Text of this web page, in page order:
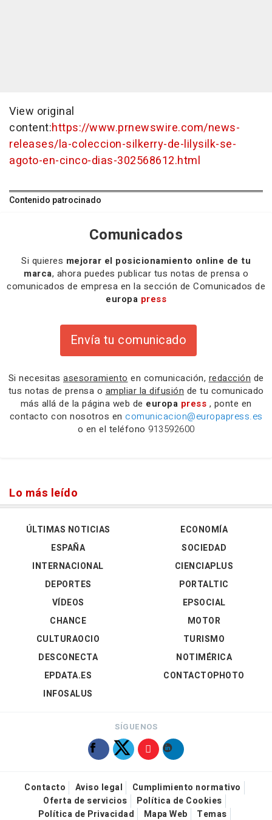
View original
content:https://www.prnewswire.com/news-
releases/la-coleccion-silkerry-de-lilysilk-se-
agoto-en-cinco-dias-302568612.html
Contenido patrocinado
Comunicados
Si quieres mejorar el posicionamiento online de tu
marca, ahora puedes publicar tus notas de prensa o
comunicados de empresa en la sección de Comunicados de
europa press
Envía tu comunicado
Si necesitas asesoramiento en comunicación, redacción de
tus notas de prensa o ampliar la difusión de tu comunicado
más allá de la página web de europa press , ponte en
contacto con nosotros en comunicacion@europapress.es
o en el teléfono 913592600
Lo más leído
ÚLTIMAS NOTICIAS
ESPAÑA
INTERNACIONAL
DEPORTES
VÍDEOS
ECONOMÍA
SOCIEDAD
CIENCIAPLUS
PORTALTIC
EPSOCIAL
CHANCE
CULTURAOCIO
DESCONECTA
EPDATA.ES
INFOSALUS
MOTOR
TURISMO
NOTIMÉRICA
CONTACTOPHOTO
SÍGUENOS
Contacto Aviso legal
Cumplimiento normativo
Oferta de servicios
Política de Cookies
Política de Privacidad
Mapa Web Temas